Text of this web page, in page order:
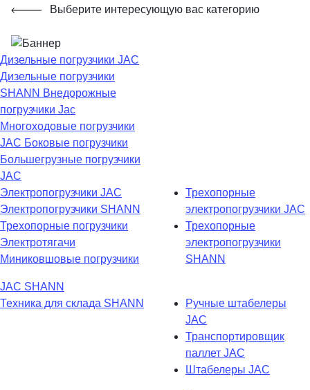
Выберите интересующую вас категорию
Дизельные погрузчики JAC
Дизельные погрузчики
SHANN Внедорожные
погрузчики Jac
Многоходовые погрузчики
JAC Боковые погрузчики
Большегрузные погрузчики
JAC
Электропогрузчики JAC
Электропогрузчики SHANN
Трехопорные погрузчики
Электротягачи
Миниковшовые погрузчики
Трехопорные
электропогрузчики JAC
Трехопорные
электропогрузчики
SHANN
JAC SHANN
Техника для склада SHANN
Ручные штабелеры
JAC
Транспортировщик
паллет JAC
Штабелеры JAC